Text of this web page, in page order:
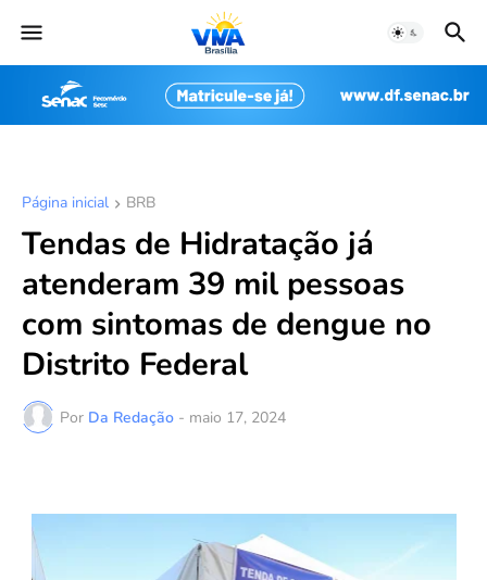
Página inicial BRB
Tendas de Hidratação já
atenderam 39 mil pessoas
com sintomas de dengue no
Distrito Federal
Por Da Redação - maio 17, 2024